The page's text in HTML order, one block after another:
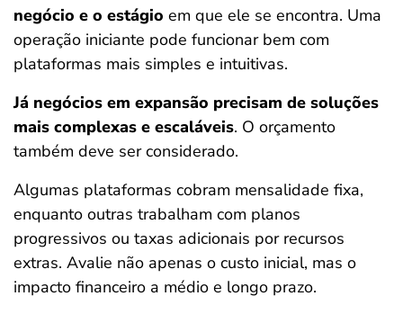
negócio e o estágio em que ele se encontra. Uma
operação iniciante pode funcionar bem com
plataformas mais simples e intuitivas.
Já negócios em expansão precisam de soluções
mais complexas e escaláveis. O orçamento
também deve ser considerado.
Algumas plataformas cobram mensalidade fixa,
enquanto outras trabalham com planos
progressivos ou taxas adicionais por recursos
extras. Avalie não apenas o custo inicial, mas o
impacto financeiro a médio e longo prazo.